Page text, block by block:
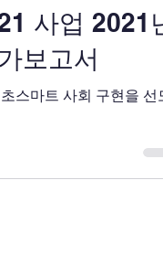
사업 2021년
보고서
스마트 사회 구현을 선도